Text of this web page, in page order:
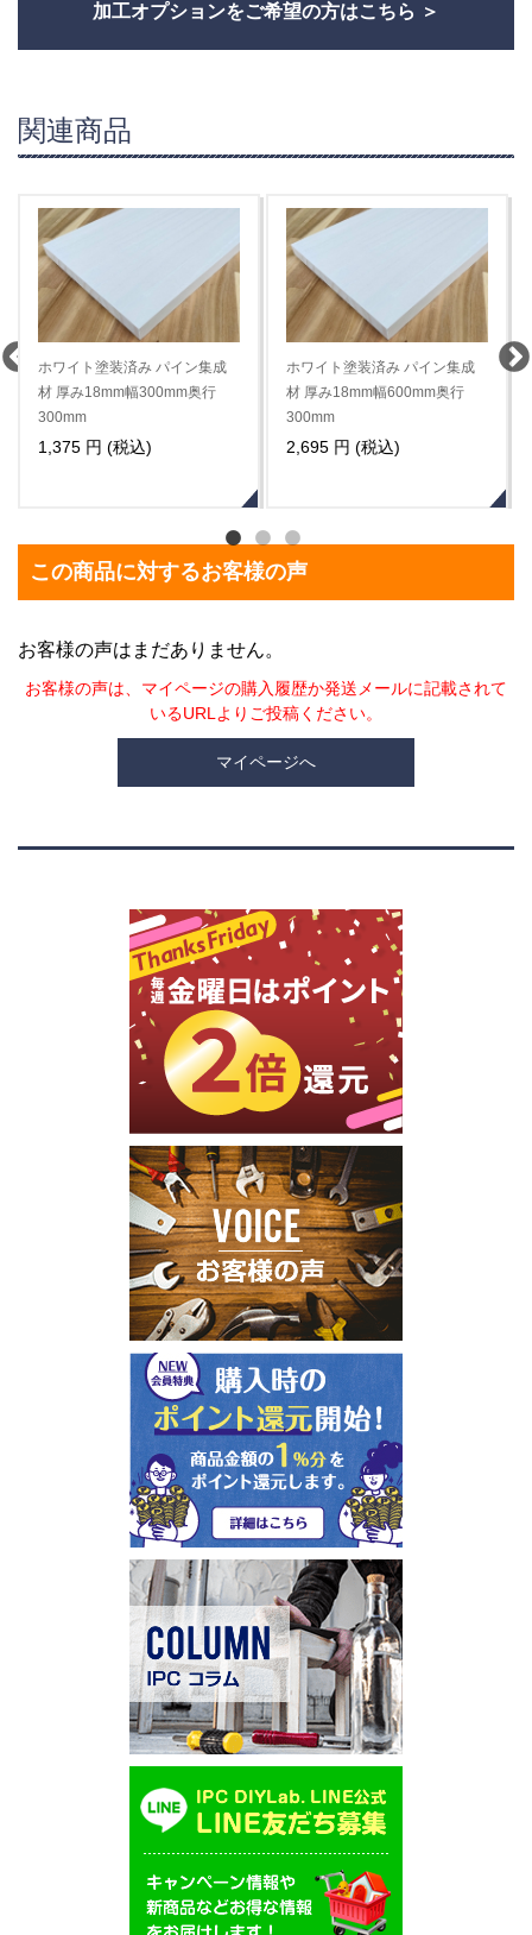
加工オプションをご希望の方はこちら
関連商品
ホワイト塗装済み パイン集成
材 厚み18mm幅300mm奥行
300mm
1,375 円 (税込)
ホワイト塗装済み パイン集成
材 厚み18mm幅600mm奥行
300mm
2,695 円 (税込)
この商品に対するお客様の声
お客様の声はまだありません。
お客様の声は、マイページの購入履歴か発送メールに記載されて
いるURLよりご投稿ください。
マイページへ